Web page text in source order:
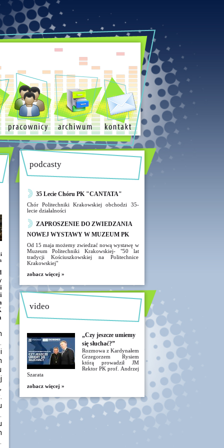
podcasty
35 Lecie Chóru PK "CANTATA"
Chór Politechniki Krakowskiej obchodzi 35-
lecie działalności
ZAPROSZENIE DO ZWIEDZANIA
NOWEJ WYSTAWY W MUZEUM PK
Od 15 maja możemy zwiedzać nową wystawę w
Muzeum Politechniki Krakowskiej- "50 lat
tradycji Kościuszkowskiej na Politechnice
Krakowskiej"
zobacz więcej »
video
„Czy jeszcze umiemy
się słuchać?”
Rozmowa z Kardynałem
Grzegorzem Rysiem
którą prowadził JM
Rektor PK prof. Andrzej
Szarata
zobacz więcej »